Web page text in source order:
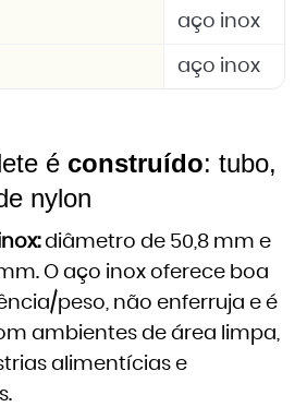
aço inox
aço inox
é construído: tubo,
nylon
diâmetro de 50,8 mm e
O aço inox oferece boa
peso, não enferruja e é
ambientes de área limpa,
alimentícias e